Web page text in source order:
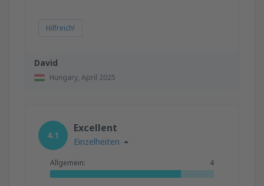
David
Hungary, April 2025
Hilfreich!
4.1
Excellent
Einzelheiten
Allgemein: 4